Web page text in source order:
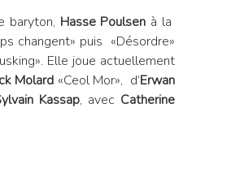
baryton, Hasse Poulsen à la
changent» puis «Désordre»
Elle joue actuellement
Molard «Ceol Mor», d’Erwan
Kassap, avec Catherine